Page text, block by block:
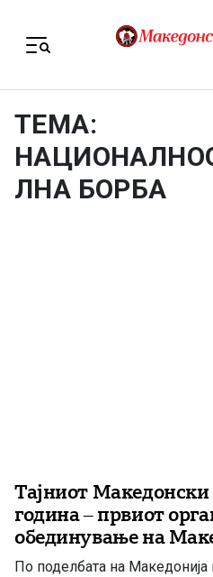
ТЕМА:
ЛНА БОРБА
Тајниот
година – првиот
обединување на
По поделбата на